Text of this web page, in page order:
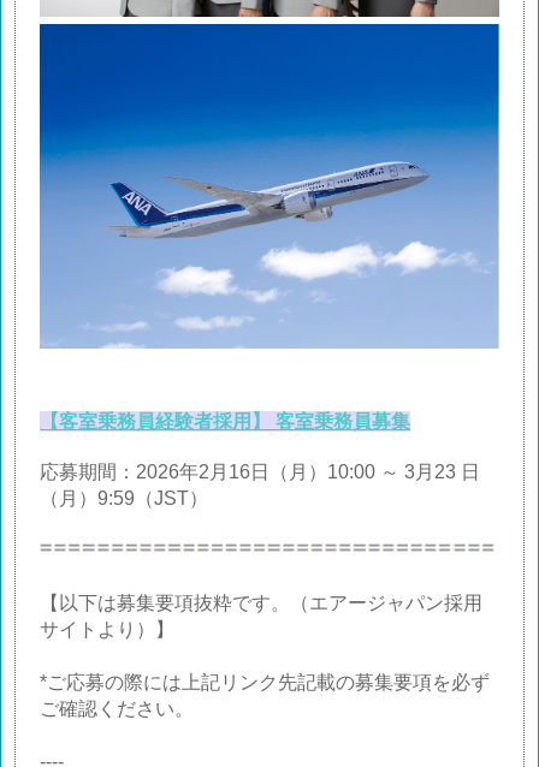
【客室乗務員経験者採用】 客室乗務員募集
応募期間：2026年2月16日（月）10:00 ～ 3月23 日
（月）9:59（JST）
【以下は募集要項抜粋です。（エアージャパン採用
サイトより）】
*ご応募の際には上記リンク先記載の募集要項を必ず
ご確認ください。
----